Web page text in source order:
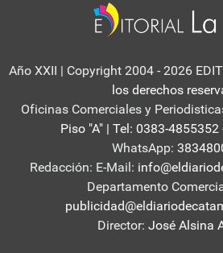
Año XXII | Copyright 2004 - 2026
los derechos
Oficinas Comerciales y
Piso "A" | Tel: 0383-
WhatsApp:
Redacción: E-Mail:
Departamento
Director: José Alsina